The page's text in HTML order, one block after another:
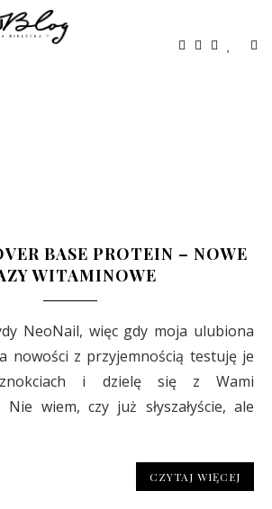
BASE PROTEIN – NOWE
WITAMINOWE
NeoNail, więc gdy moja ulubiona
nowości z przyjemnością testuję je
i dzielę się z Wami
Nie wiem, czy już słyszałyście, ale
CZYTAJ WIĘCEJ